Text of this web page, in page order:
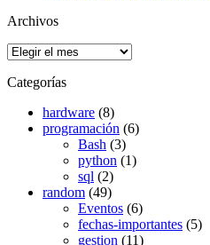
Archivos
Archivos
Categorías
hardware (8)
programación (6)
Bash (3)
python (1)
sql (2)
random (49)
Eventos (6)
fechas-importantes (5)
gestion (11)